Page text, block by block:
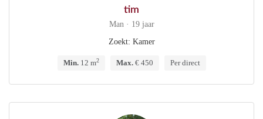
tim
Man · 19 jaar
Zoekt: Kamer
Min.12 m2 Max.€ 450 Per direct